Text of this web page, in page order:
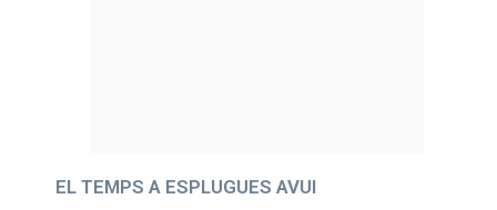
EL TEMPS A ESPLUGUES AVUI